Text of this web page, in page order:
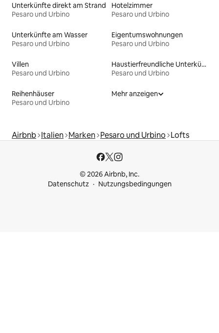
Unterkünfte direkt am Strand
Pesaro und Urbino
Hotelzimmer
Pesaro und Urbino
Unterkünfte am Wasser
Pesaro und Urbino
Eigentumswohnungen
Pesaro und Urbino
Villen
Pesaro und Urbino
Haustierfreundliche Unterkünfte
Pesaro und Urbino
Reihenhäuser
Pesaro und Urbino
Mehr anzeigen
Airbnb Italien Marken Pesaro und Urbino Lofts
© 2026 Airbnb, Inc.
Datenschutz
Nutzungsbedingungen